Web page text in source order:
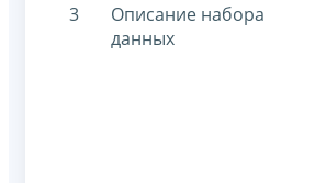
3
Описание набора
данных